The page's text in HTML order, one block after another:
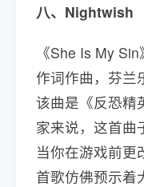
八、Nightwish
《She Is My
作词作曲，芬兰
该曲是《反恐精
家来说，这首曲
当你在游戏前更
首歌仿佛预示着